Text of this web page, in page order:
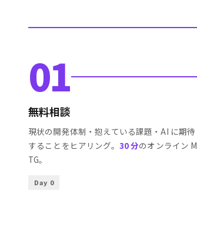
01
無料相談
現状の開発体制・抱えている課題・AI に期待
することをヒアリング。 30 分のオンライン M
TG。
Day 0